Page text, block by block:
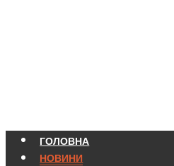
ГОЛОВНА
НОВИНИ